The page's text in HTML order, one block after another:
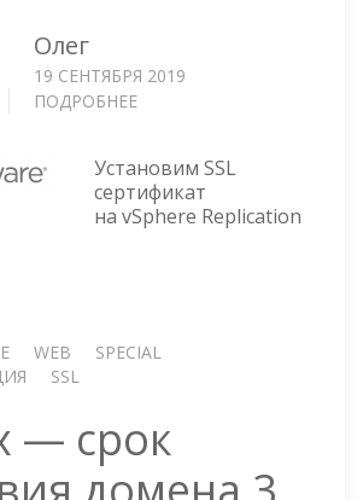
Олег
19 СЕНТЯБРЯ 2019
ПОДРОБНЕЕ
8.2.0
—
УСТАНОВКА
Установим SSL
сертификат
на vSphere Replication
WEB
SPECIAL
SSL
— срок